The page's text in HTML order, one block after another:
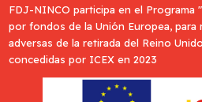
FDJ-NINCO participa en el Programa
por fondos de la Unión Europea, para
adversas de la retirada del Reino
concedidas por ICEX en 2023